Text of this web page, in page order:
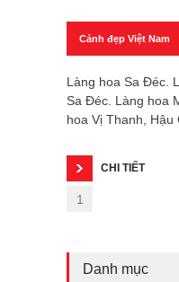
Cảnh đẹp Việt Nam
Làng hoa Sa Đéc.
Sa Đéc. Làng hoa
hoa Vị Thanh, Hậu
CHI TIẾT
1
Danh mục